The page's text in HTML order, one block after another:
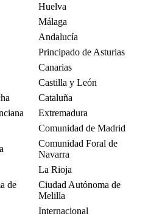
Huelva
Málaga
Andalucía
Principado de Asturias
Canarias
Castilla y León
Cataluña
Extremadura
Comunidad de Madrid
Comunidad Foral de
Navarra
La Rioja
de
Ciudad Autónoma de
Melilla
Internacional